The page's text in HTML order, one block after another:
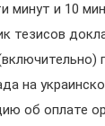
минут и 10
тезисов
на
об оплате